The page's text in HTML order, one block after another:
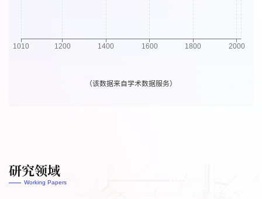
（该数据来自学术数据服务）
研究领域
Working Papers